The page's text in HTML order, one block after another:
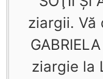
ziargii. Vă
ziargie la